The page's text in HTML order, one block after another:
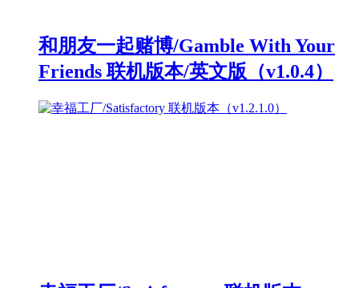
和朋友一起赌博/Gamble With Your
Friends 联机版本/英文版（v1.0.4）